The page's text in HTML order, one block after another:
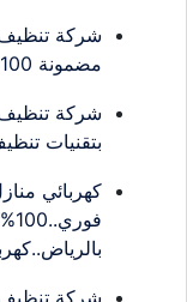
شركة تنظيف
مضمونة 100% لبريق أثاثك اتصل الان
بتقنيات تنظيف